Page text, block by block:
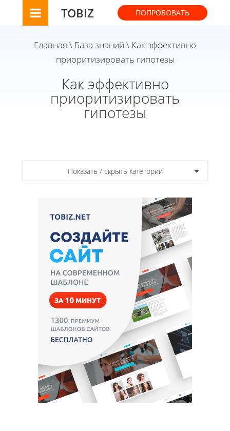
TOBIZ ПОПРОБОВАТЬ
Главная \ База знаний \ Как эффективно
приоритизировать гипотезы
Как эффективно
приоритизировать
гипотезы
Показать / скрыть категории